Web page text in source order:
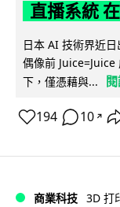
直播系統
日本 AI 技術界近
偶像前
下，僅憑藉與...
194 10 ↗
商業科技 3D 打